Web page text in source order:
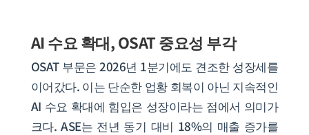
AI 수요 확대, OSAT 중요성 부각
OSAT 부문은 2026년 1분기에도 견조한 성장세를
이어갔다. 이는 단순한 업황 회복이 아닌 지속적인
AI 수요 확대에 힘입은 성장이라는 점에서 의미가
크다. ASE는 전년 동기 대비 18%의 매출 증가를